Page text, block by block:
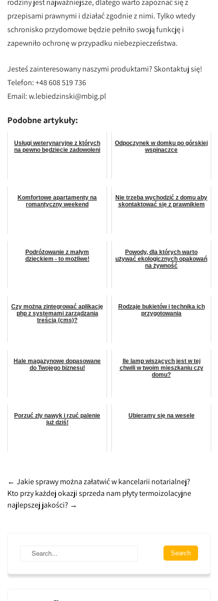
przepisami prawnymi i działać zgodnie z nimi. Tylko wtedy
schronisko przydomowe będzie pełniło swoją funkcję i
zapewniło ochronę w przypadku niebezpieczeństwa.
Jesteś zainteresowany naszymi produktami? Skontaktuj się!
Telefon: +48 608 519 736
Email:w.lebiedzinski@mbig.pl
Podobne artykuły:
Usługi weterynaryjne z których
na pewno będziecie zadowoleni
Odpoczynek w domku po górskiej
wspinaczce
Komfortowe apartamenty na
romantyczny weekend
Nie trzeba wychodzić z domu aby
skontaktować się z prawnikiem
Podróżowanie z małym
dzieckiem - to możliwe!
Powody, dla których warto
używać ekologicznych opakowań
na żywność
Czy można zintegrować aplikację
php z systemami zarządzania
treścią (cms)?
Rodzaje bukietów i technika ich
przygotowania
Hale magazynowe dopasowane
do Twojego biznesu!
Ile lamp wiszących jest w tej
chwili w twoim mieszkaniu czy
domu?
Porzuć zły nawyk i rzuć palenie
już dziś!
Ubieramy się na wesele
Post
navigation
← Jakie sprawy można załatwić w kancelarii notarialnej?
Kto przy każdej okazji sprzeda nam płyty termoizolacyjne
najlepszej jakości? →